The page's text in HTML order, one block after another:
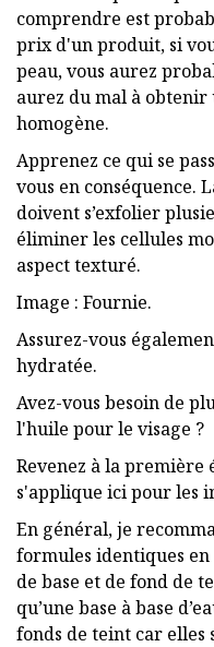
comprendre est
prix d'un produit, si
peau, vous aurez
aurez du mal à
homogène.
Apprenez ce qui se
vous en conséquence.
doivent s’exfolier
éliminer les cellules
aspect texturé.
Image : Fournie.
Assurez-vous
hydratée.
Avez-vous besoin de
l'huile pour le visage ?
Revenez à la première
s'applique ici pour les
En général, je
formules identiques
de base et de fond de
qu’une base à base
fonds de teint car elles